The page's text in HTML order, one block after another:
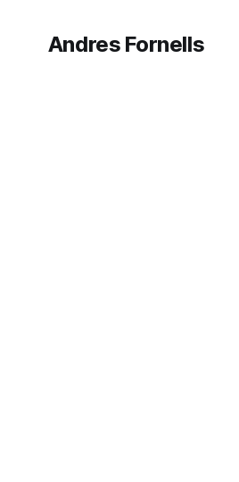
Andres Fornells